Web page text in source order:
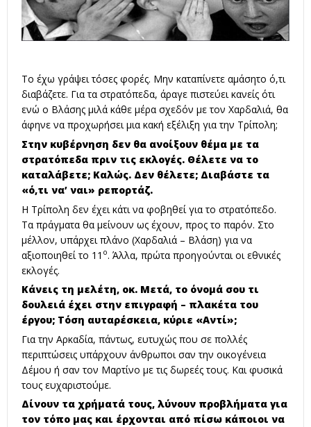
Το έχω γράψει τόσες φορές. Μην καταπίνετε αμάσητο ό,τι
διαβάζετε. Για τα στρατόπεδα, άραγε πιστεύει κανείς ότι
ενώ ο Βλάσης μιλά κάθε μέρα σχεδόν με τον Χαρδαλιά, θα
άφηνε να προχωρήσει μια κακή εξέλιξη για την Τρίπολη;
Στην κυβέρνηση δεν θα ανοίξουν θέμα με τα
στρατόπεδα πριν τις εκλογές. Θέλετε να το
καταλάβετε; Καλώς. Δεν θέλετε; Διαβάστε τα
«ό,τι να’ ναι» ρεπορτάζ.
Η Τρίπολη δεν έχει κάτι να φοβηθεί για το στρατόπεδο.
Τα πράγματα θα μείνουν ως έχουν, προς το παρόν. Στο
μέλλον, υπάρχει πλάνο (Χαρδαλιά – Βλάση) για να
αξιοποιηθεί το 11 ο. Άλλα, πρώτα προηγούνται οι εθνικές
εκλογές.
Κάνεις τη μελέτη, οκ. Μετά, το όνομά σου τι
δουλειά έχει στην επιγραφή – πλακέτα του
έργου; Τόση αυταρέσκεια, κύριε «Αντί»;
Για την Αρκαδία, πάντως, ευτυχώς που σε πολλές
περιπτώσεις υπάρχουν άνθρωποι σαν την οικογένεια
Δέμου ή σαν τον Μαρτίνο με τις δωρεές τους. Και φυσικά
τους ευχαριστούμε.
Δίνουν τα χρήματά τους, λύνουν προβλήματα για
τον τόπο μας και έρχονται από πίσω κάποιοι να